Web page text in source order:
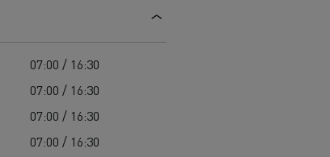
07:00 / 16:30
07:00 / 16:30
07:00 / 16:30
07:00 / 16:30